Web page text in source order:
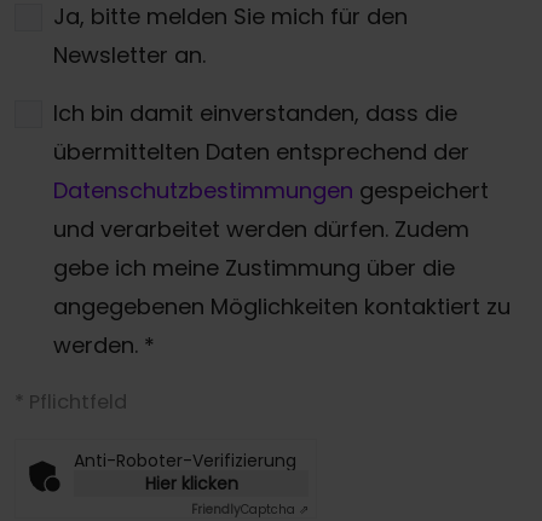
Ja, bitte melden Sie mich für den
Newsletter an.
Ich bin damit einverstanden, dass die
übermittelten Daten entsprechend der
Datenschutzbestimmungen gespeichert
und verarbeitet werden dürfen. Zudem
gebe ich meine Zustimmung über die
angegebenen Möglichkeiten kontaktiert zu
werden. *
* Pflichtfeld
Anti-Roboter-Verifizierung
Hier klicken
FriendlyCaptcha ⇗